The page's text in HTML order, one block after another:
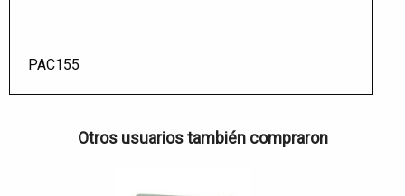
PAC155
Otros usuarios también compraron